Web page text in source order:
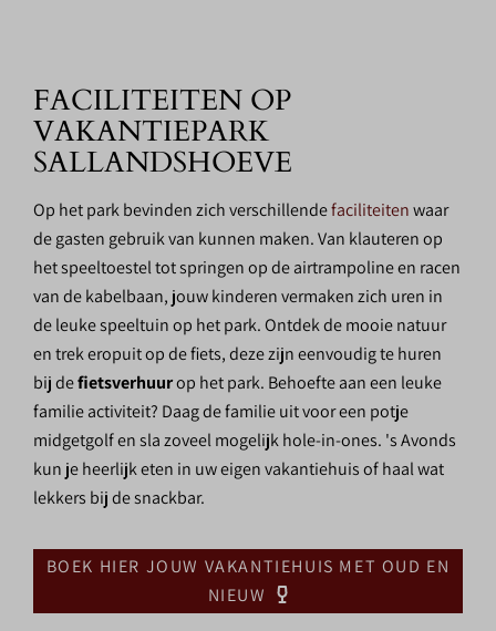
FACILITEITEN OP
VAKANTIEPARK
SALLANDSHOEVE
Op het park bevinden zich verschillendefaciliteitenwaar
de gasten gebruik van kunnen maken. Van klauteren op
het speeltoestel tot springen op de airtrampoline en racen
van de kabelbaan, jouw kinderen vermaken zich uren in
de leuke speeltuin op het park. Ontdek de mooie natuur
en trek eropuit op de fiets, deze zijn eenvoudig te huren
bij defietsverhuurop het park. Behoefte aan een leuke
familie activiteit? Daag de familie uit voor een potje
midgetgolf en sla zoveel mogelijk hole-in-ones. 's Avonds
kun je heerlijk eten in uw eigen vakantiehuis of haal wat
lekkers bij de snackbar.
BOEK HIER JOUW VAKANTIEHUIS MET OUD EN
NIEUW